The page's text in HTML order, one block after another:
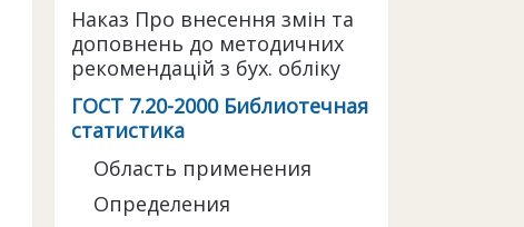
Наказ Про внесення змін та
доповнень до методичних
рекомендацій з бух. обліку
ГОСТ 7.20-2000 Библиотечная
статистика
Область применения
Определения